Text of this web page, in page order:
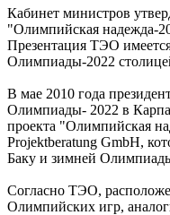
Кабинет министров
"Олимпийская надежда-
Презентация ТЭО
Олимпиады-2022
В мае 2010 года
Олимпиады- 2022 в
проекта "Олимпийская
Projektberatung GmbH,
Баку и зимней
Согласно ТЭО,
Олимпийских игр,